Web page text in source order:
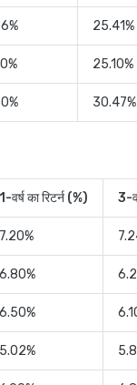
25.41%
25.10%
30.47%
1-वर्ष का रिटर्न (%) 3-
7.20%
6.80%
6.50%
5.02%